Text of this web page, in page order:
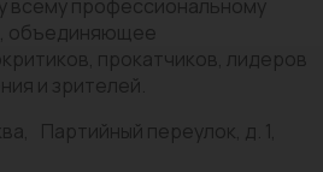
всему профессиональному
объединяющее
прокатчиков, лидеров
и зрителей.
Партийный переулок, д. 1,